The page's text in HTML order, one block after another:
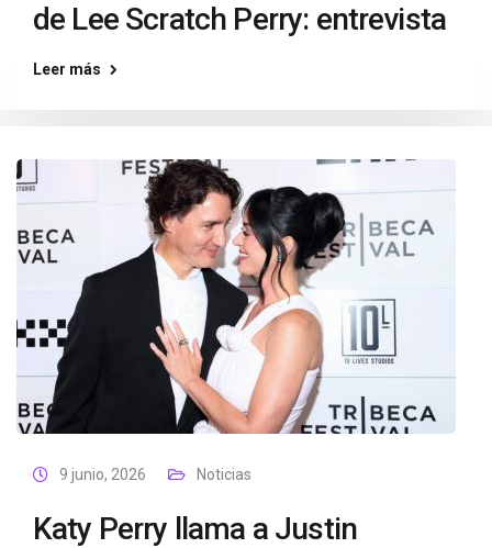
de Lee Scratch Perry: entrevista
Leer más
9 junio, 2026 Noticias
Katy Perry llama a Justin